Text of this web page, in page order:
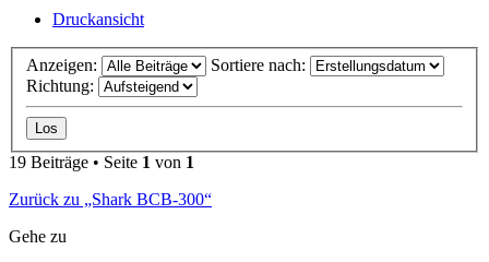
Druckansicht
Anzeigen:
Sortiere nach:
Richtung:
19 Beiträge • Seite 1 von 1
Zurück zu „Shark BCB-300“
Gehe zu